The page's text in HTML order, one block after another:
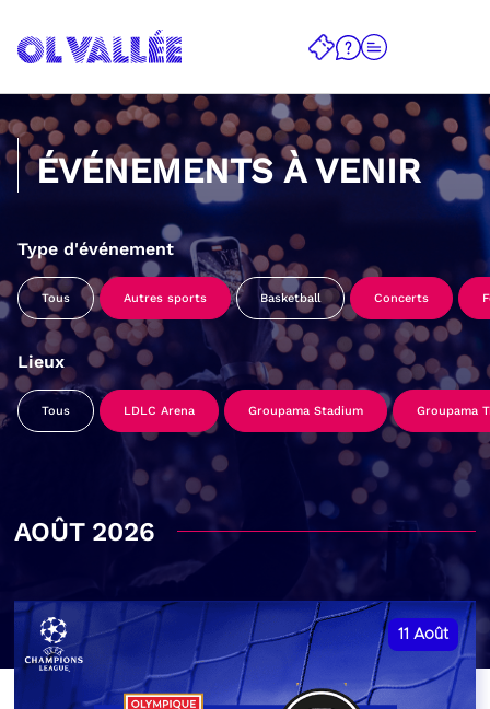
ÉVÉNEMENTS À VENIR
Type d'événement
Tous Autres sports Basketball Concerts
Lieux
Tous LDLC Arena Groupama Stadium Groupama
AOÛT 2026
11 Août